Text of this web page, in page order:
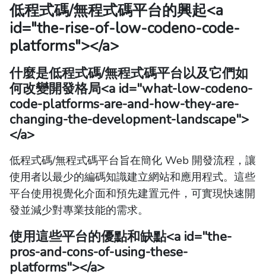
低程式碼/無程式碼平台的興起<a
id="the-rise-of-low-codeno-code-
platforms"></a>
什麼是低程式碼/無程式碼平台以及它們如
何改變開發格局<a id="what-low-codeno-
code-platforms-are-and-how-they-are-
changing-the-development-landscape">
</a>
低程式碼/無程式碼平台旨在簡化 Web 開發流程，讓
使用者以最少的編碼知識建立網站和應用程式。這些
平台使用視覺化介面和預先建置元件，可實現快速開
發並減少對專業技能的需求。
使用這些平台的優點和缺點<a id="the-
pros-and-cons-of-using-these-
platforms"></a>